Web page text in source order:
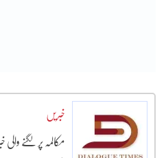
خبریں
مکالمہ پر لگنے